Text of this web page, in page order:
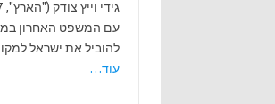
עם המשפט האחרון
להוביל את ישראל
עוד…